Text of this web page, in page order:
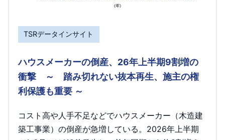
TSRデータインサイト
ハウスメーカーの倒産、26年上半期9割増の
衝撃 ～ 踏み切れない抜本再生、施主の権
利保護も重要 ～
コスト高や人手不足などでハウスメーカー（木造建
築工事業）の倒産が急増している。2026年上半期